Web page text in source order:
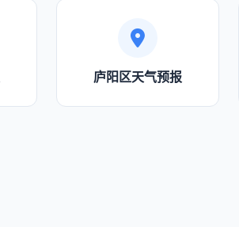
庐阳区天气预报